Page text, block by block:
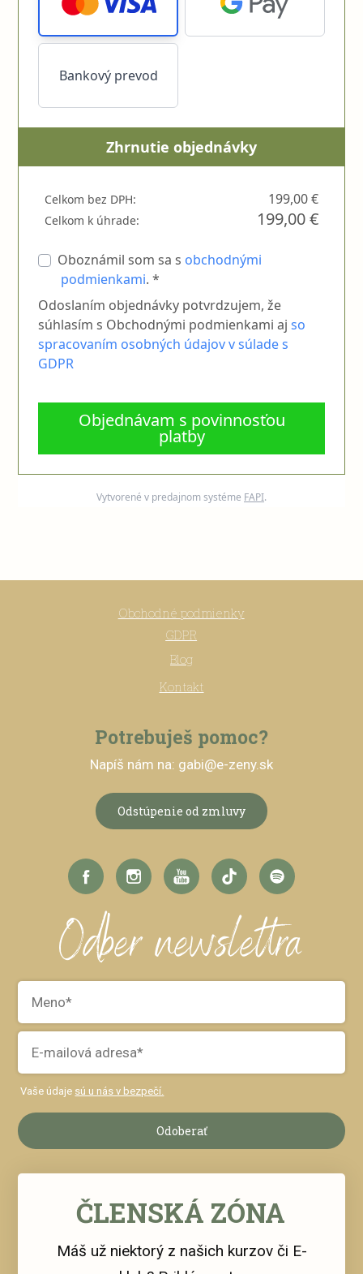
Bankový prevod
Zhrnutie objednávky
Celkom bez DPH: 199,00 €
Celkom k úhrade: 199,00 €
Oboznámil som sa s obchodnými
podmienkami. *
Odoslaním objednávky potvrdzujem, že
súhlasím s Obchodnými podmienkami ajso
spracovaním osobných údajov v súlade s
GDPR
Objednávam s povinnosťou
platby
Vytvorené v predajnom systéme FAPI.
Obchodné podmienky
GDPR
Blog
Kontakt
Potrebuješ pomoc?
Napíš nám na: gabi@e-zeny.sk
Odstúpenie od zmluvy
Odber newslettra
Vaše údaje sú u nás v bezpečí.
Odoberať
ČLENSKÁ ZÓNA
Máš už niektorý z našich kurzov či E-